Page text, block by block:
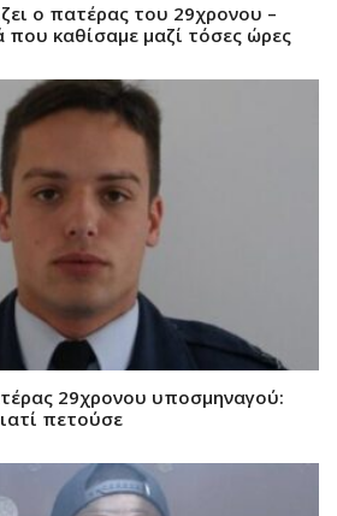
ο πατέρας του 29χρονου –
καθίσαμε μαζί τόσες ώρες
29χρονου υποσμηναγού:
πετούσε